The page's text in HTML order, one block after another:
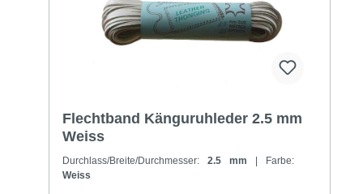
Flechtband Känguruhleder 2.5 mm
Weiss
Durchlass/Breite/Durchmesser: 2.5 mm
| Farbe:
Weiss